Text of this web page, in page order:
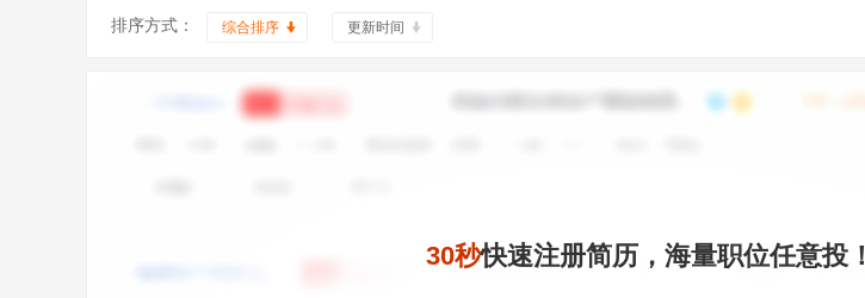
排序方式： 综合排序 更新时间
30秒快速注册简历，海量职位任意投！